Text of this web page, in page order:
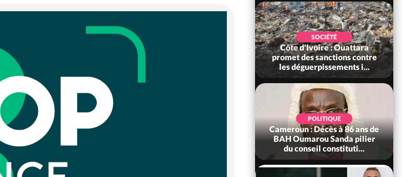
Côte d'Ivoire : Après le pari
réussi du 66e anniversaire,
SOCIÉTÉ
Côte d'Ivoire : Ouattara
promet des sanctions contre
les déguerpissements i...
POLITIQUE
Cameroun : Décès à 86 ans de
BAH Oumarou Sanda pilier
du conseil constituti...